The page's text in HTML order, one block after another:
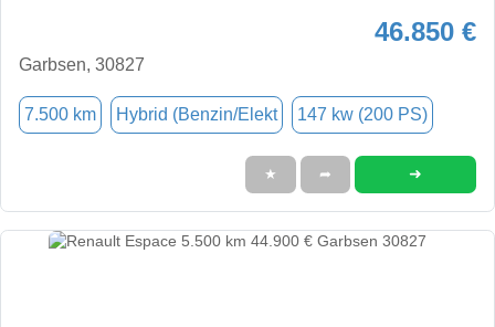
46.850 €
Garbsen, 30827
7.500 km Hybrid (Benzin/Elekt 147 kw (200 PS)
★ ➦ ➜